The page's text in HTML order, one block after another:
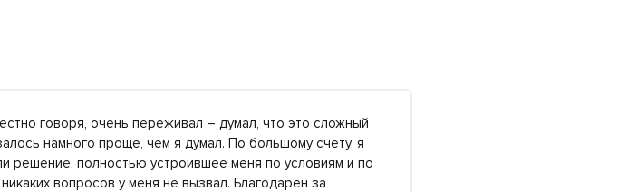
говоря, очень переживал – думал, что это сложный
намного проще, чем я думал. По большому счету, я
решение, полностью устроившее меня по условиям и по
вопросов у меня не вызвал. Благодарен за